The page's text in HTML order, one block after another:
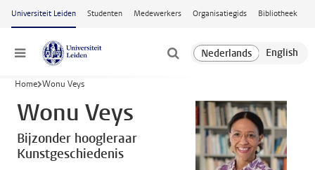
Ga naar hoofdinhoud
Universiteit Leiden Studenten Medewerkers Organisatiegids Bibliotheek
Menu
Home Wonu Veys
Wonu Veys
Bijzonder hoogleraar
Kunstgeschiedenis